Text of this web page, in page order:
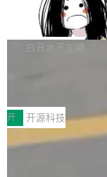
容的百科平台，被马
维基百科的替代方案
热门页面还是低关注
声明
erceptor…五六步之
本。 Solon 换了个方
Apache Doris 4.1
支持 UPDATE、
erg V3
Apache Doris 4.1 要
半。在已有查询能力
常维护操作，并完整
白开水不加糖
村国家自主创新示范
由中关村智联软件服
“智构可信·质创未来
式”为主题，直面AI
开 开源科技
让非法状态不可表
有一种东西，一旦用